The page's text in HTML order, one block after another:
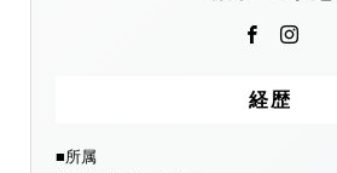
経歴
■所属